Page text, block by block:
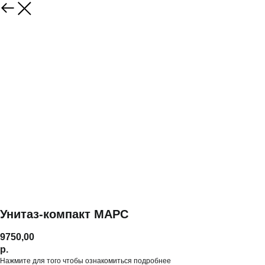
Унитаз-компакт МАРС
9750,00
р.
Нажмите для того чтобы ознакомиться подробнее